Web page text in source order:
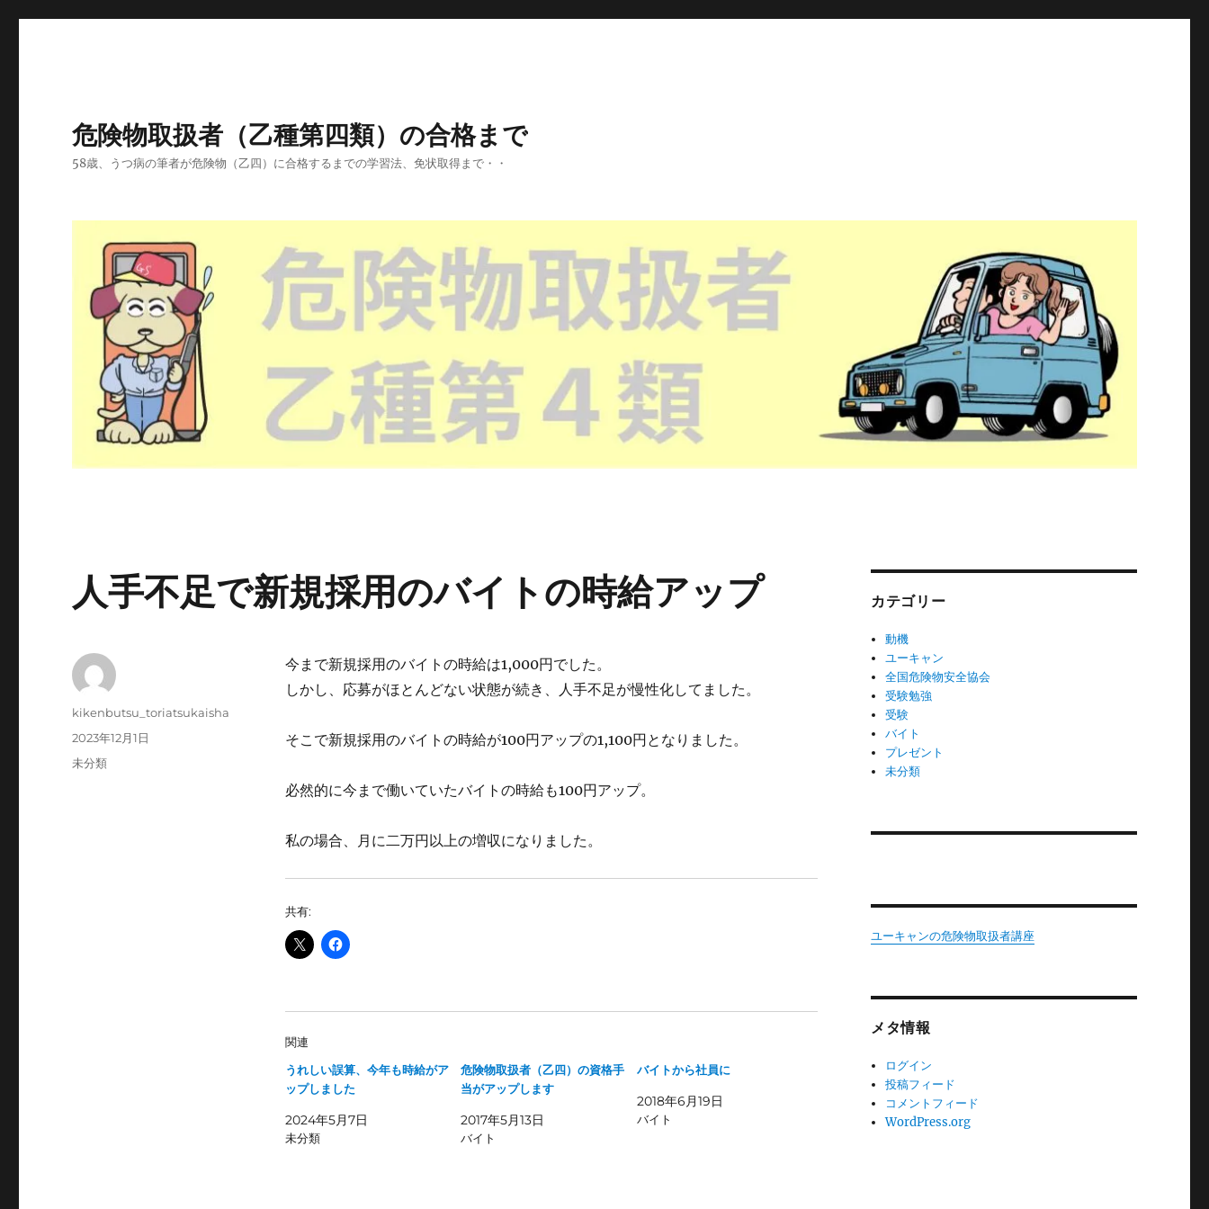
危険物取扱者（乙種第四類）の合格まで
58歳、うつ病の筆者が危険物（乙四）に合格するまでの学習法、免状取得まで・・
人手不足で新規採用のバイトの時給アップ
今まで新規採用のバイトの時給は1,000円でした。
しかし、応募がほとんどない状態が続き、人手不足が慢性化してました。
そこで新規採用のバイトの時給が100円アップの1,100円となりました。
必然的に今まで働いていたバイトの時給も100円アップ。
私の場合、月に二万円以上の増収になりました。
共有:
関連
うれしい誤算、今年も時給がア
ップしました
2024年5月7日
未分類
危険物取扱者（乙四）の資格手
当がアップします
2017年5月13日
バイト
バイトから社員に
2018年6月19日
バイト
投
kikenbutsu_toriatsukaisha
投
稿
2023年12月1日
カ
未分類
カテゴリー
動機
ユーキャン
全国危険物安全協会
受験勉強
受験
バイト
プレゼント
未分類
ユーキャンの危険物取扱者講座
メタ情報
ログイン
投稿フィード
コメントフィード
WordPress.org